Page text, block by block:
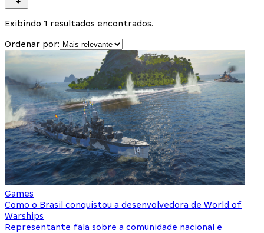
Exibindo 1 resultados encontrados.
Ordenar por:
Games
Como o Brasil conquistou a desenvolvedora de World of
Warships
Representante fala sobre a comunidade nacional e